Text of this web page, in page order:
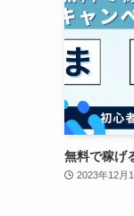
無料で稼げ
2023年12月